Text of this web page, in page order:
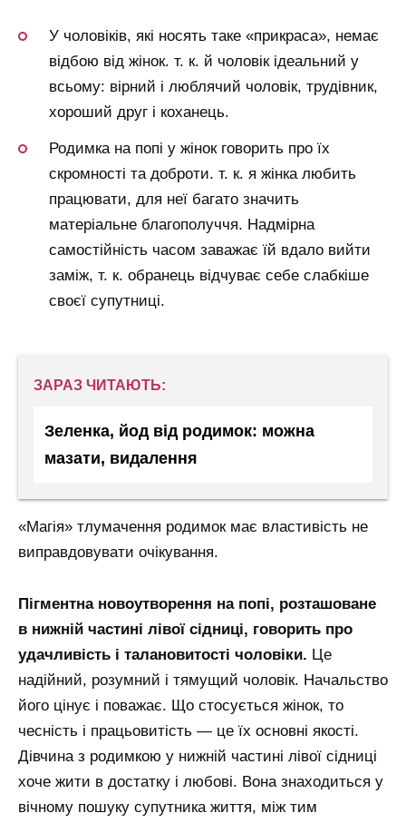
У чоловіків, які носять таке «прикраса», немає
відбою від жінок. т. к. й чоловік ідеальний у
всьому: вірний і люблячий чоловік, трудівник,
хороший друг і коханець.
Родимка на попі у жінок говорить про їх
скромності та доброти. т. к. я жінка любить
працювати, для неї багато значить
матеріальне благополуччя. Надмірна
самостійність часом заважає їй вдало вийти
заміж, т. к. обранець відчуває себе слабкіше
своєї супутниці.
ЗАРАЗ ЧИТАЮТЬ:
Зеленка, йод від родимок: можна
мазати, видалення
«Магія» тлумачення родимок має властивість не
виправдовувати очікування.
Пігментна новоутворення на попі, розташоване
в нижній частині лівої сідниці, говорить про
удачливість і талановитості чоловіки. Це
надійний, розумний і тямущий чоловік. Начальство
його цінує і поважає. Що стосується жінок, то
чесність і працьовитість — це їх основні якості.
Дівчина з родимкою у нижній частині лівої сідниці
хоче жити в достатку і любові. Вона знаходиться у
вічному пошуку супутника життя, між тим